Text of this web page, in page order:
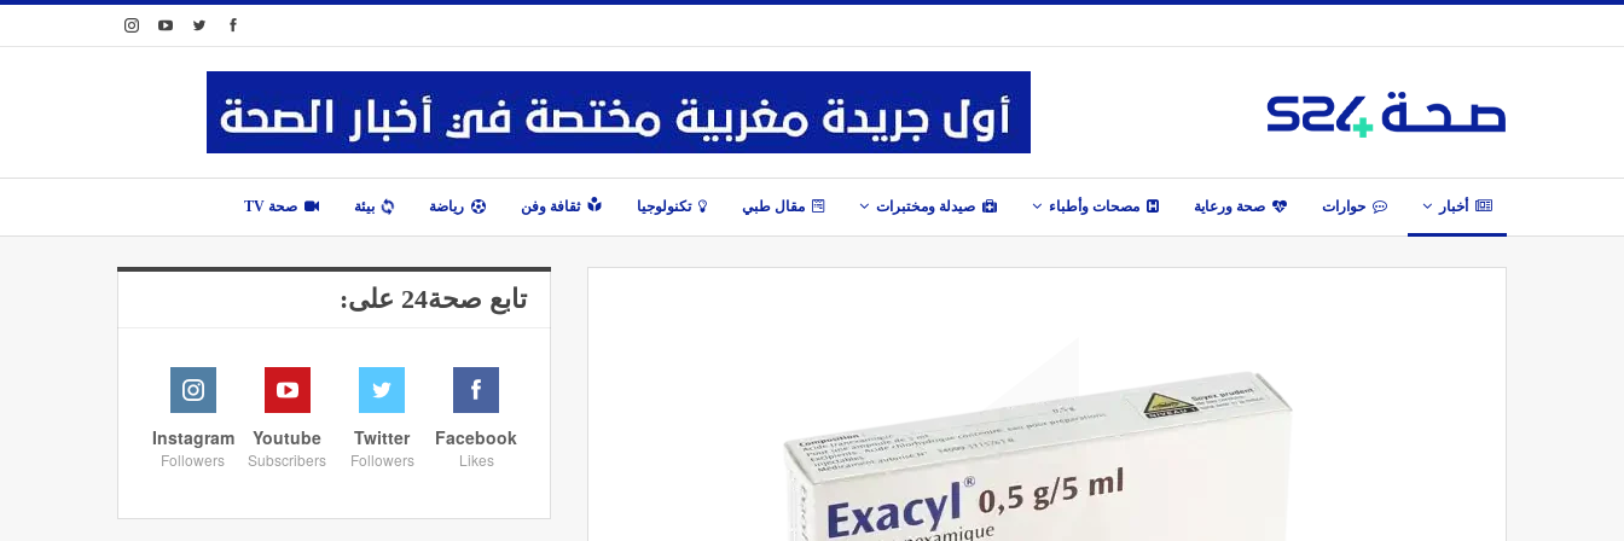
أخبار حوارات صحة ورعاية مصحات وأطباء صيدلة ومختبرات مقال طبي تكنولوجيا ثقافة وفن رياضة بيئة صحة TV
تابع صحة24 على:
Facebook
Likes
Twitter
Followers
Youtube
Subscribers
Instagram
Followers